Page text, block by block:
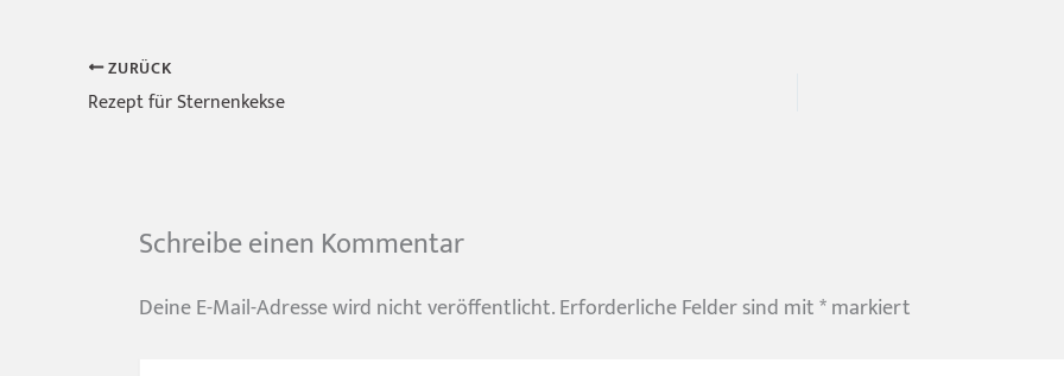
ZURÜCK
Rezept für Sternenkekse
Schreibe einen Kommentar
Deine E-Mail-Adresse wird nicht veröffentlicht.Erforderliche Felder sind mit*markiert